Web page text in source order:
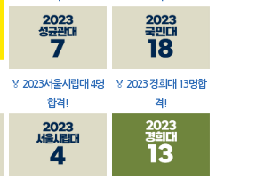
🏅 2023서울시립대 4명
합격!
🏅 2023 경희대 13명합
격!